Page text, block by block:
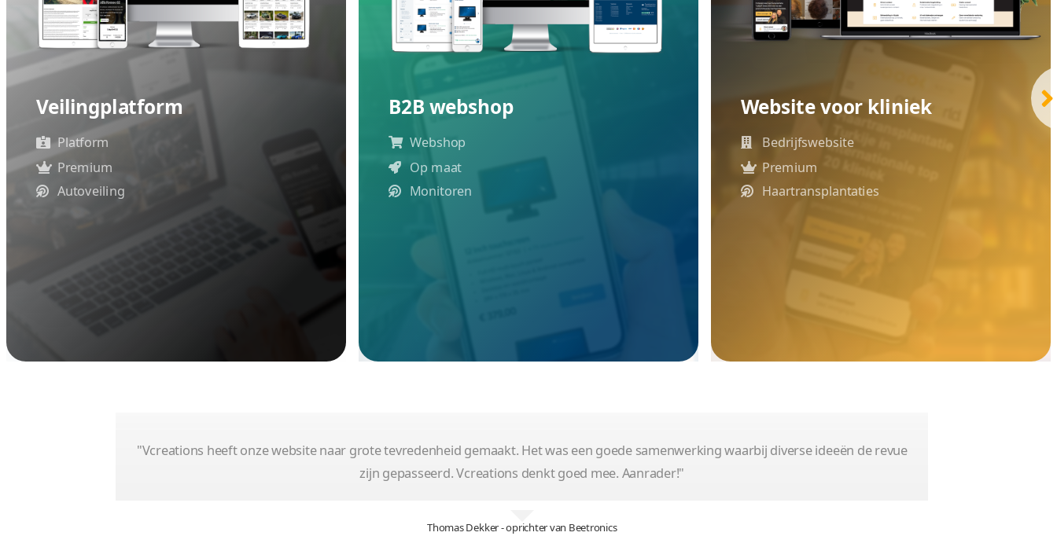
Veilingplatform
Autoveiling
B2B webshop
Monitoren
Website